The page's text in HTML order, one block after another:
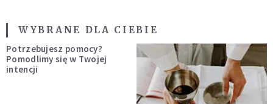
WYBRANE DLA CIEBIE
Potrzebujesz pomocy?
Pomodlimy się w Twojej
intencji